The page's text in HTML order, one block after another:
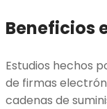
Beneficios
Estudios hechos
de firmas
cadenas de